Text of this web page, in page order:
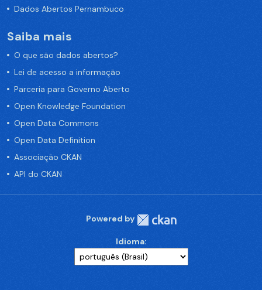
Dados Abertos Pernambuco
Saiba mais
O que são dados abertos?
Lei de acesso a informação
Parceria para Governo Aberto
Open Knowledge Foundation
Open Data Commons
Open Data Definition
Associação CKAN
API do CKAN
Powered by
Idioma